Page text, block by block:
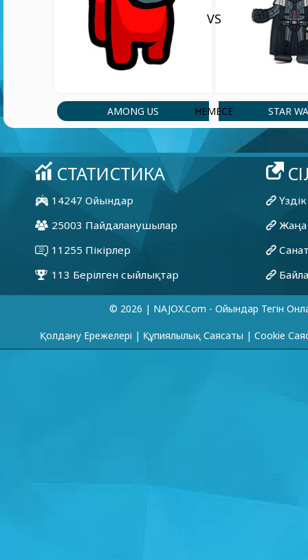
AMONG US
VS
НЕМЕСЕ STAR
© 2026 | NAJOX.com - Ойындар Тегін
Қолдану Ережелері | Құпиялылық Саясаты | Cookie